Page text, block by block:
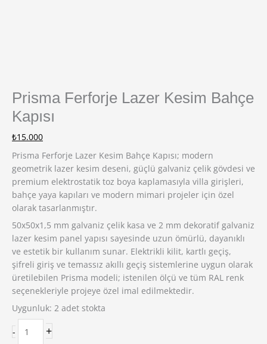
Prisma Ferforje Lazer Kesim Bahçe
Kapısı
₺15.000
Prisma Ferforje Lazer Kesim Bahçe Kapısı; modern
geometrik lazer kesim deseni, güçlü galvaniz çelik gövdesi ve
premium elektrostatik toz boya kaplamasıyla villa girişleri,
bahçe yaya kapıları ve modern mimari projeler için özel
olarak tasarlanmıştır.
50x50x1,5 mm galvaniz çelik kasa ve 2 mm dekoratif galvaniz
lazer kesim panel yapısı sayesinde uzun ömürlü, dayanıklı
ve estetik bir kullanım sunar. Elektrikli kilit, kartlı geçiş,
şifreli giriş ve temassız akıllı geçiş sistemlerine uygun olarak
üretilebilen Prisma modeli; istenilen ölçü ve tüm RAL renk
seçenekleriyle projeye özel imal edilmektedir.
Uygunluk: 2 adet stokta
-
Ferforje+